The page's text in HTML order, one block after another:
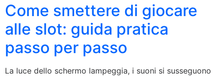
Come smettere di giocare
alle slot: guida pratica
passo per passo
La luce dello schermo lampeggia, i suoni si susseguono